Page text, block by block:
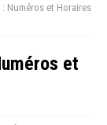
Numéros et Horaires
et